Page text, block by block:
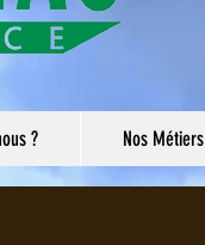
? Nos Métiers